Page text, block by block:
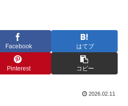
Facebook はてブ
Pinterest コピー
2026.02.11